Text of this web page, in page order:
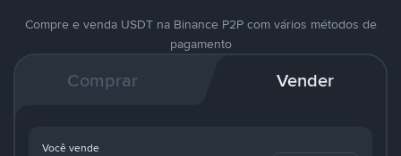
Compre e venda USDT na Binance P2P com vários métodos de
pagamento
Comprar Vender
Você vende